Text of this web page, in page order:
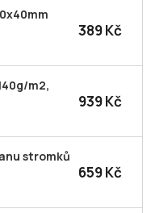
389 Kč
m2,
939 Kč
stromků
659 Kč